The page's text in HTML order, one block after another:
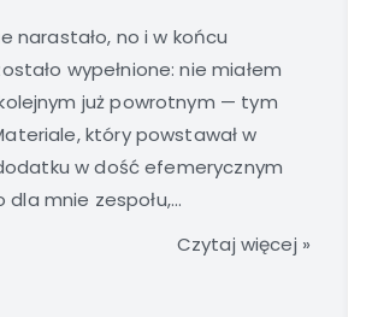
narastało, no i w końcu
wypełnione: nie miałem
już powrotnym — tym
który powstawał w
w dość efemerycznym
mnie zespołu,...
Czytaj więcej »